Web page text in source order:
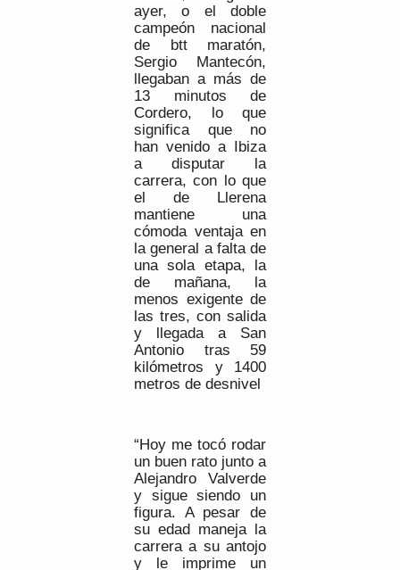
ayer, o el doble
campeón nacional
de btt maratón,
Sergio Mantecón,
llegaban a más de
13 minutos de
Cordero, lo que
significa que no
han venido a Ibiza
a disputar la
carrera, con lo que
el de Llerena
mantiene una
cómoda ventaja en
la general a falta de
una sola etapa, la
de mañana, la
menos exigente de
las tres, con salida
y llegada a San
Antonio tras 59
kilómetros y 1400
metros de desnivel
“Hoy me tocó rodar
un buen rato junto a
Alejandro Valverde
y sigue siendo un
figura. A pesar de
su edad maneja la
carrera a su antojo
y le imprime un